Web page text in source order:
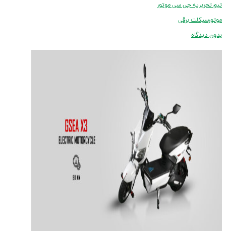
تیم تحریریه جی سی موتور
موتورسیکلت برقی
بدون دیدگاه